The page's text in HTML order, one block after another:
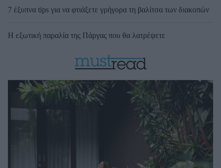
7 έξυπνα tips για να φτιάξετε γρήγορα τη βαλίτσα των διακοπών
Η εξωτική παραλία της Πάργας που θα λατρέψετε